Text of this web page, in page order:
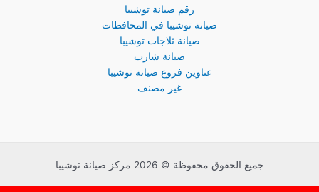
رقم صيانة توشيبا
صيانة توشيبا في المحافظات
صيانة ثلاجات توشيبا
صيانة شارب
عناوين فروع صيانة توشيبا
غير مصنف
جميع الحقوق محفوظة © 2026 مركز صيانة توشيبا